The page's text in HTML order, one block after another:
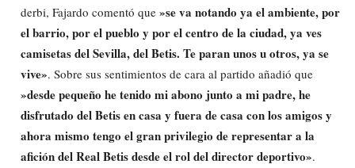
derbi, Fajardo comentó que »se va notando ya el ambiente, por
el barrio, por el pueblo y por el centro de la ciudad, ya ves
camisetas del Sevilla, del Betis. Te paran unos u otros, ya se
vive». Sobre sus sentimientos de cara al partido añadió que
»desde pequeño he tenido mi abono junto a mi padre, he
disfrutado del Betis en casa y fuera de casa con los amigos y
ahora mismo tengo el gran privilegio de representar a la
afición del Real Betis desde el rol del director deportivo».